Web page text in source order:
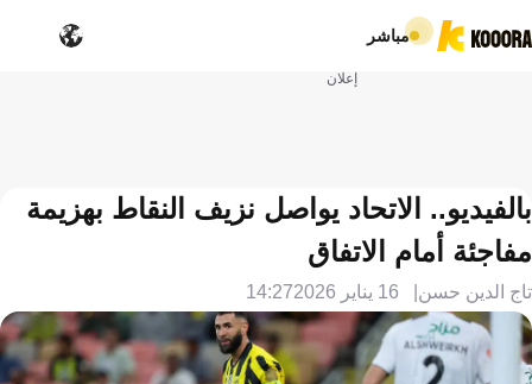
مباشر
إعلان
بالفيديو.. الاتحاد يواصل نزيف النقاط بهزيمة
مفاجئة أمام الاتفاق
تاج الدين حسن 16 يناير 2026 14:27